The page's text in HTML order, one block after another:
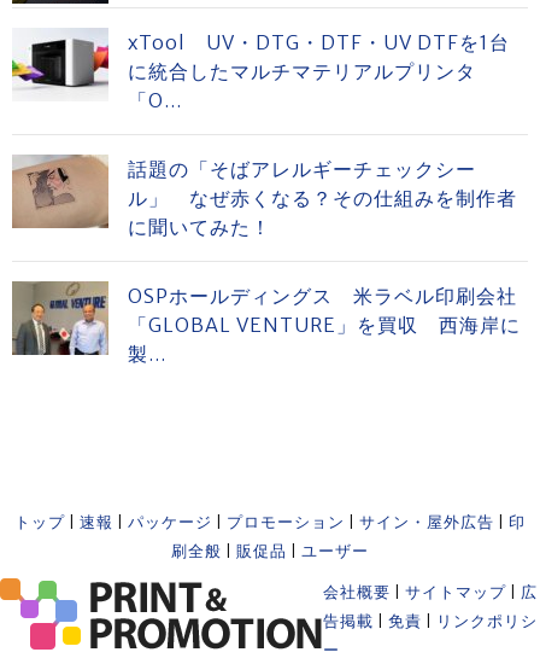
xTool UV・DTG・DTF・UV DTFを1台
に統合したマルチマテリアルプリンタ
「O...
話題の「そばアレルギーチェックシー
ル」 なぜ赤くなる？その仕組みを制作者
に聞いてみた！
OSPホールディングス 米ラベル印刷会社
「GLOBAL VENTURE」を買収 西海岸に
製...
トップ 速報 パッケージ プロモーション サイン・屋外広告
印
刷全般
販促品 ユーザー
会社概要 サイトマップ
広
告掲載
免責
リンクポリシ
ー